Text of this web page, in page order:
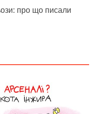
про що писали